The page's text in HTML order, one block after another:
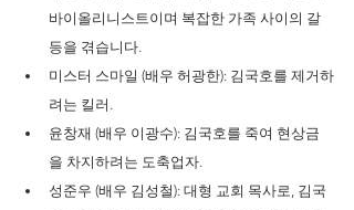
바이올리니스트이며 복잡한 가족 사이의 갈
등을 겪습니다.
미스터 스마일 (배우 허광한): 김국호를 제거하
려는 킬러.
윤창재 (배우 이광수): 김국호를 죽여 현상금
을 차지하려는 도축업자.
성준우 (배우 김성철): 대형 교회 목사로, 김국